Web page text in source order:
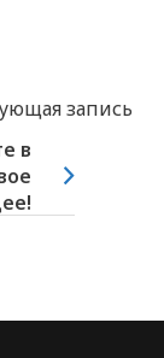
запись
в